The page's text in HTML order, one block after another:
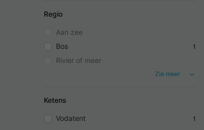
Regio
Aan zee
Bos
1
Rivier of meer
Zie meer
Ketens
Vodatent 1